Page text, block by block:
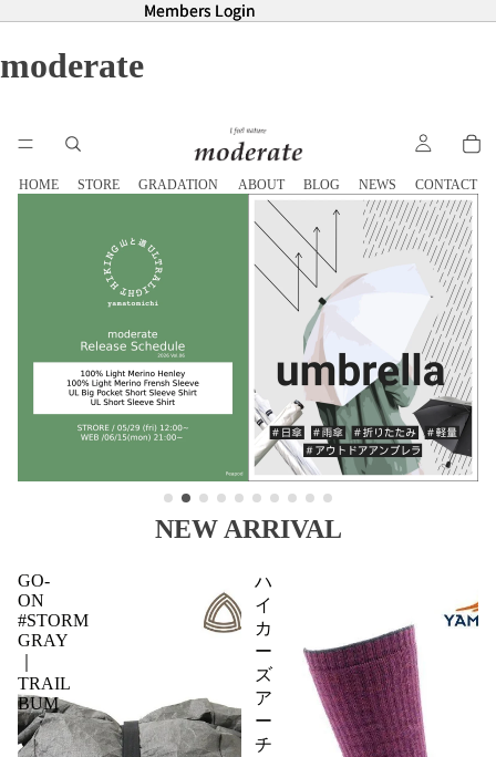
Members Login
Members Login
moderate
HOME STORE GRADATION ABOUT BLOG NEWS CONTACT
NEW ARRIVAL
GO-
ON
#STORM
GRAY
TRAIL
BUM
ハ
イ
カ
ー
ズ
ア
ー
チ